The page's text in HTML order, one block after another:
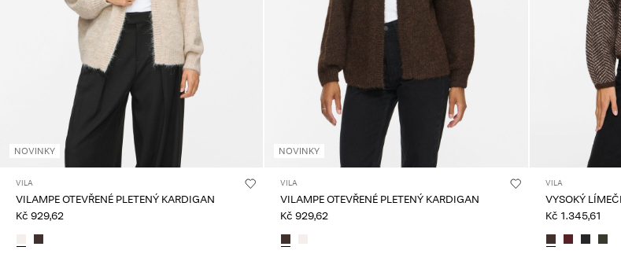
NOVINKY
VILA
VILAMPE OTEVŘENÉ PLETENÝ KARDIGAN
Kč 929,62
NOVINKY
VILA
VILAMPE OTEVŘENÉ PLETENÝ KARDIGAN
Kč 929,62
VILA
VYSOKÝ
Kč 1.345,61